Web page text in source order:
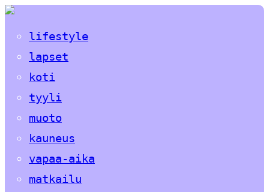
lifestyle
lapset
koti
tyyli
muoto
kauneus
vapaa-aika
matkailu